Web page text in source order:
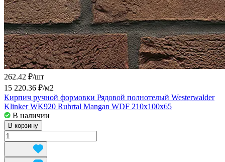
262.42 ₽/шт
15 220.36 ₽/м2
Кирпич ручной формовки Рядовой полнотелый Westerwalder
Klinker WK920 Ruhrtal Mangan WDF 210x100x65
В наличии
В корзину